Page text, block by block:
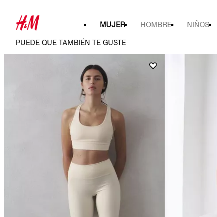
MUJER HOMBRE NIÑOS
PUEDE QUE TAMBIÉN TE GUSTE